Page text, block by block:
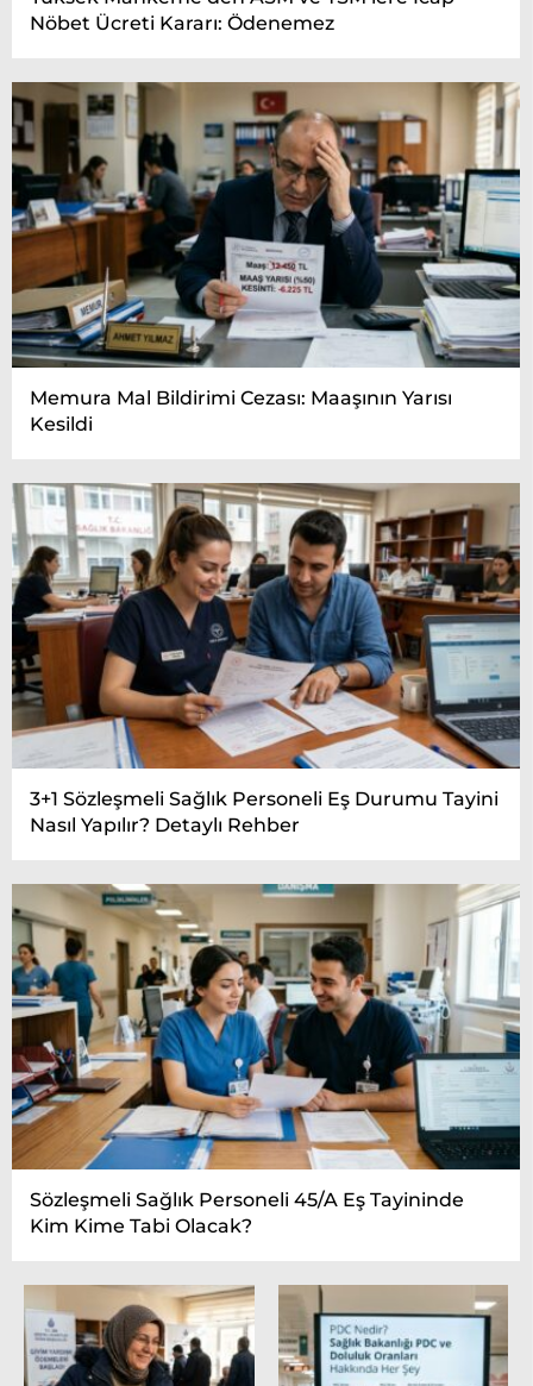
Nöbet Ücreti Kararı: Ödenemez
Memura Mal Bildirimi Cezası: Maaşının Yarısı
Kesildi
3+1 Sözleşmeli Sağlık Personeli Eş Durumu Tayini
Nasıl Yapılır? Detaylı Rehber
Sözleşmeli Sağlık Personeli 45/A Eş Tayininde
Kim Kime Tabi Olacak?